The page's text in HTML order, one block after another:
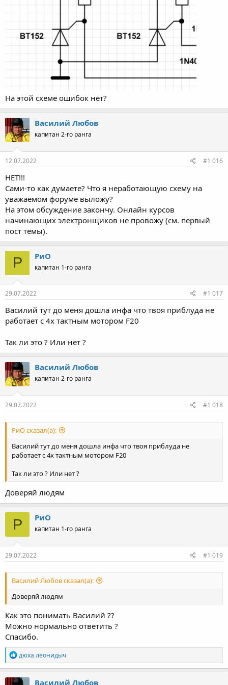
На этой схеме ошибок нет?
Василий Любов
капитан 2-го ранга
12.07.2022 #1 016
НЕТ!!!
Сами-то как думаете? Что я неработающую схему на
уважаемом форуме выложу?
На этом обсуждение закончу. Онлайн курсов
начинающих электронщиков не провожу (см. первый
пост темы).
Р РиО
капитан 1-го ранга
29.07.2022 #1 017
Василий тут до меня дошла инфа что твоя приблуда не
работает с 4х тактным мотором F20
Так ли это ? Или нет ?
Василий Любов
капитан 2-го ранга
29.07.2022 #1 018
РиО сказал(а):
Василий тут до меня дошла инфа что твоя приблуда не
работает с 4х тактным мотором F20
Так ли это ? Или нет ?
Доверяй людям
Р РиО
капитан 1-го ранга
29.07.2022 #1 019
Василий Любов сказал(а):
Доверяй людям
Как это понимать Василий ??
Можно нормально ответить ?
Спасибо.
Р
е
а
к
дюха леонидыч
Василий Любов